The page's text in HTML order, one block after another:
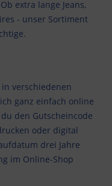
extra lange Jeans,
- unser Sortiment
verschiedenen
ganz einfach online
den Gutscheincode
oder digital
drei Jahre
im Online-Shop